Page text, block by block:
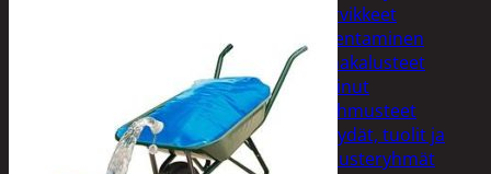
tarvikkeet
Piharakentaminen
Puutarhakalusteet
Keinut
Pehmusteet
Pöydät, tuolit ja
kalusteryhmät